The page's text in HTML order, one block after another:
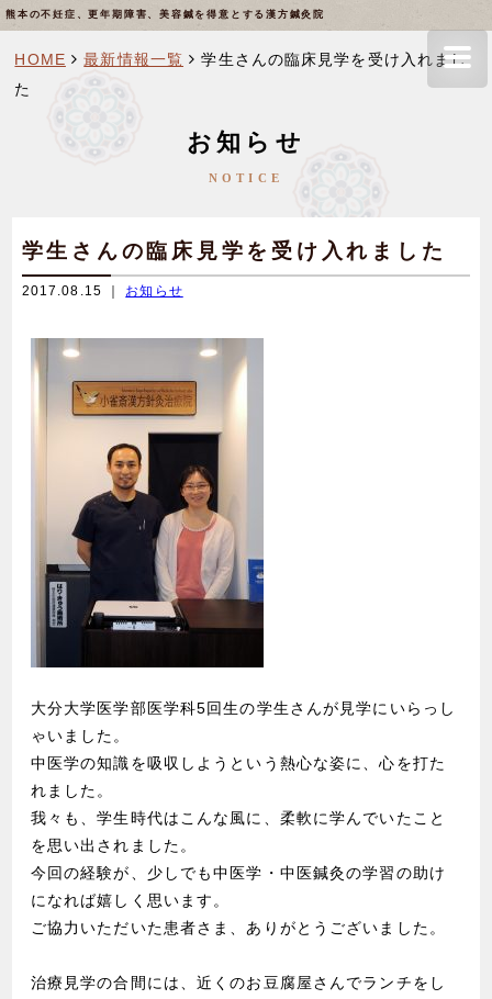
熊本の不妊症、更年期障害、美容鍼を得意とする漢方鍼灸院
HOME 最新情報一覧
学生さんの臨床見学を受け入れまし
た
お知らせ
NOTICE
学生さんの臨床見学を受け入れました
2017.08.15 ｜ お知らせ
大分大学医学部医学科5回生の学生さんが見学にいらっし
ゃいました。
中医学の知識を吸収しようという熱心な姿に、心を打た
れました。
我々も、学生時代はこんな風に、柔軟に学んでいたこと
を思い出されました。
今回の経験が、少しでも中医学・中医鍼灸の学習の助け
になれば嬉しく思います。
ご協力いただいた患者さま、ありがとうございました。
治療見学の合間には、近くのお豆腐屋さんでランチをし